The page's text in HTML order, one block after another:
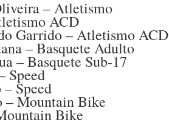
– Atletismo
ACD
Garrido – Atletismo ACD
– Basquete Adulto
– Basquete Sub-17
Speed
Speed
– Mountain Bike
Bike